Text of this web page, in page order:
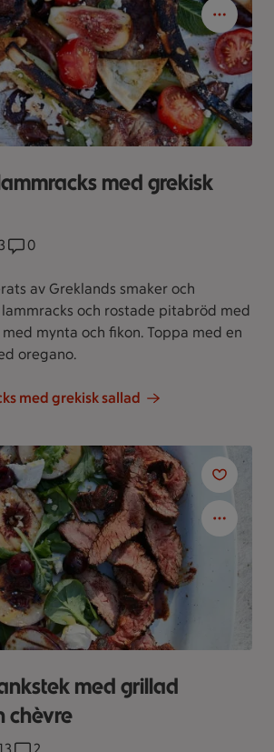
med grekisk
Receptet har 0 kommentarer
0
av Greklands smaker och
och rostade pitabröd med
mynta och fikon. Toppa med en
oregano.
med grekisk sallad
med grillad
chèvre